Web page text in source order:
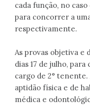
cada função, no
para concorrer a
respectivamente.
As provas objetiva e
dias 17 de julho,
cargo de 2°
aptidão física e de
médica e